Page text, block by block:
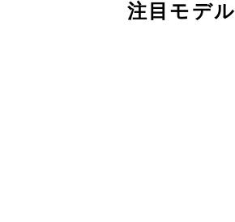
注目モデル